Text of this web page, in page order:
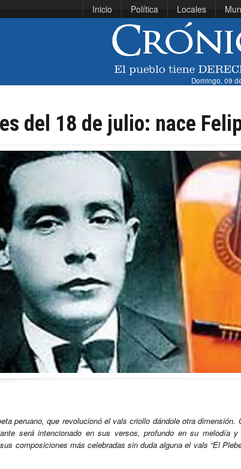
Inicio Política Locales
Domingo, 09
del 18 de julio: nace
peruano, que revolucionó el vals criollo dándole otra
será intencionado en sus versos, profundo en su melodía
composiciones más celebradas sin duda alguna el vals “El